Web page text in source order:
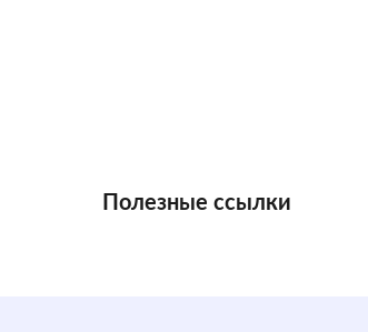
Полезные ссылки